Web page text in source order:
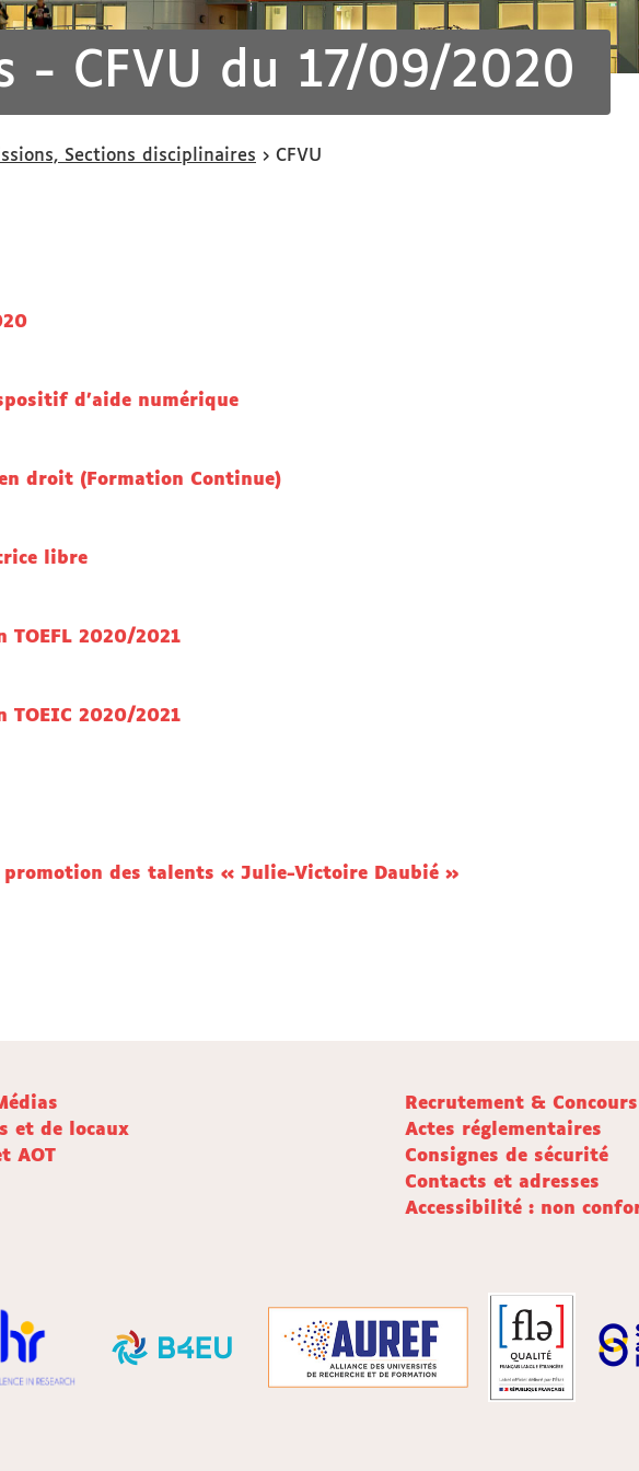
- CFVU du 17/09/2020
Sections disciplinaires CFVU
d’aide numérique
droit (Formation Continue)
libre
2020/2021
TOEIC 2020/2021
promotion des talents « Julie-Victoire Daubié »
Recrutement & Concours
et de locaux
Actes réglementaires
AOT
Consignes de sécurité
Contacts et adresses
Accessibilité : non